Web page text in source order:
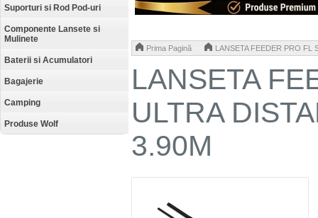
Suporturi si Rod Pod-uri
Componente Lansete si
Mulinete
Baterii si Acumulatori
Bagajerie
Camping
Produse Wolf
Prima Pagină LANSETA FEEDER PRO FL
LANSETA
ULTRA
3.90M